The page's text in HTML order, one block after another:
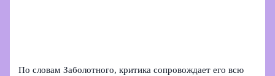
По словам Заболотного, критика сопровождает его всю